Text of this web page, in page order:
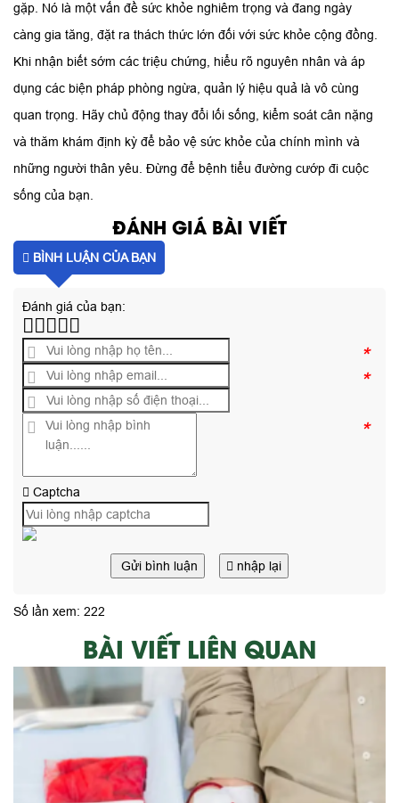
gặp. Nó là một vấn đề sức khỏe nghiêm trọng và đang ngày
càng gia tăng, đặt ra thách thức lớn đối với sức khỏe cộng đồng.
Khi nhận biết sớm các triệu chứng, hiểu rõ nguyên nhân và áp
dụng các biện pháp phòng ngừa, quản lý hiệu quả là vô cùng
quan trọng. Hãy chủ động thay đổi lối sống, kiểm soát cân nặng
và thăm khám định kỳ để bảo vệ sức khỏe của chính mình và
những người thân yêu. Đừng để bệnh tiểu đường cướp đi cuộc
sống của bạn.
ĐÁNH GIÁ BÀI VIẾT
BÌNH LUẬN CỦA BẠN
Đánh giá của bạn:
*
*
*
Captcha
Gửi bình luận nhập lại
Số lần xem: 222
BÀI VIẾT LIÊN QUAN